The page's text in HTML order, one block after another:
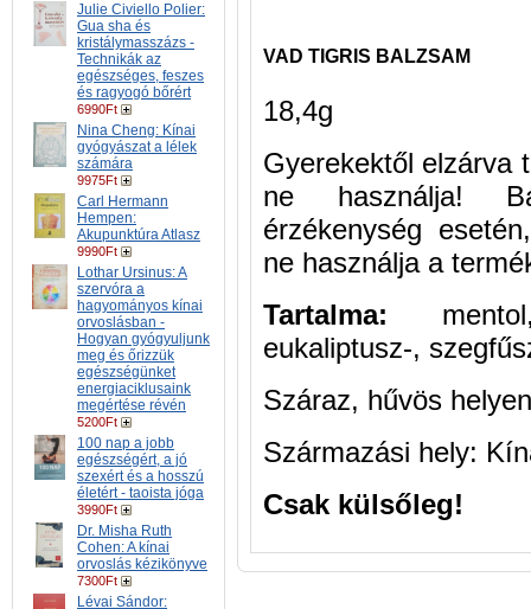
Julie Civiello Polier:
Gua sha és
kristálymasszázs -
Technikák az
egészséges, feszes
és ragyogó bőrért
6990Ft
Nina Cheng: Kínai
gyógyászat a lélek
számára
9975Ft
Carl Hermann
Hempen:
Akupunktúra Atlasz
9990Ft
Lothar Ursinus: A
szervóra a
hagyományos kínai
orvoslásban -
Hogyan gyógyuljunk
meg és őrizzük
egészségünket
energiaciklusaink
megértése révén
5200Ft
100 nap a jobb
egészségért, a jó
szexért és a hosszú
életért - taoista jóga
3990Ft
Dr. Misha Ruth
Cohen: A kínai
orvoslás kézikönyve
7300Ft
Lévai Sándor:
VAD TIGRIS BALZSAM
18,4g
Gyerekektől elzárva
ne használja!
érzékenység
ne használja a
Tartalma:
eukaliptusz-,
Száraz, hűvös
Származási hely:
Csak külsőleg!